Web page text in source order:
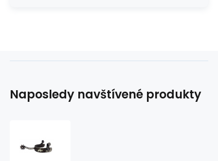
Naposledy navštívené produkty